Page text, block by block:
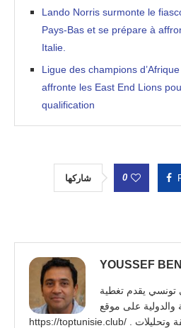
Lando Norris surmonte le
Pays-Bas et se prépare à
Italie.
Ligue des champions
affronte les East End Lions
qualification
شاركها 0
YOUSSEF
يقدم تغطية
والدولية على موقع
https://toptunisie.club/ . يتميز بتقديم تقارير دقيقة وتحليلات